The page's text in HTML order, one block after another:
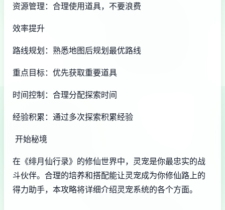
资源管理：合理使用道具，不要浪费
效率提升
路线规划：熟悉地图后规划最优路线
重点目标：优先获取重要道具
时间控制：合理分配探索时间
经验积累：通过多次探索积累经验
开始秘境
在《绯月仙行录》的修仙世界中，灵宠是你最忠实的战
斗伙伴。合理的培养和搭配能让灵宠成为你修仙路上的
得力助手，本攻略将详细介绍灵宠系统的各个方面。